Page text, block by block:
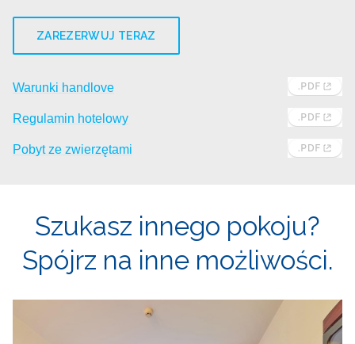
ZAREZERWUJ TERAZ
Warunki handlove
Regulamin hotelowy
Pobyt ze zwierzętami
Szukasz innego pokoju?
Spójrz na inne możliwości.